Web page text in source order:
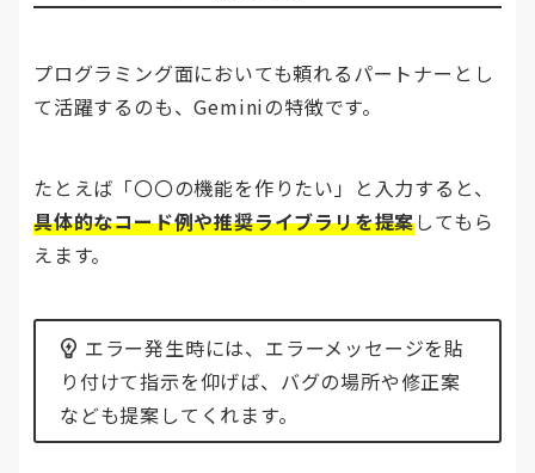
プログラミング面においても頼れるパートナーとし
て活躍するのも、Geminiの特徴です。
たとえば「〇〇の機能を作りたい」と入力すると、
具体的なコード例や推奨ライブラリを提案してもら
えます。
エラー発生時には、エラーメッセージを貼
り付けて指示を仰げば、バグの場所や修正案
なども提案してくれます。